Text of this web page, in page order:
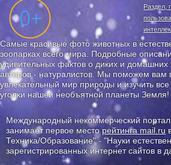
Раздел,
Самые красивые фото животных в
зоопарках всего мира. Подробные
удивительных фактов о диких и
авторов - натуралистов. Мы поможем вам
увлекательный мир природы и изучить
уголки нашей необъятной планеты Земля!
Международный некоммерческий
занимает первое месторейтинга mail.ru
Техника/Образование" - "Науки
зарегистрированных интернет сайтов в